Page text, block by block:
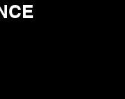
stelle su 5.